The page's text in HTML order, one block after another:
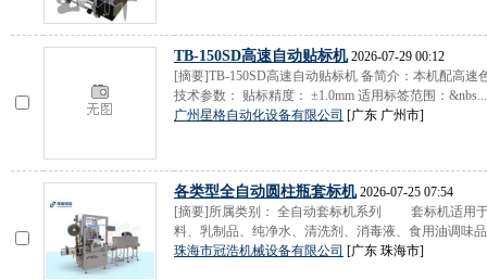
TB-150SD高速自动贴标机2026-07-29 00:12
[摘要]TB-150SD高速自动贴标机 备简介：本机配高
技术参数： 贴标精度： ±1.0mm 适用标签范围：&nbs...
广州星格自动化设备有限公司 [广东 广州市]
各类型全自动圆柱瓶套标机2026-07-25 07:54
[摘要]所属类别： 全自动套标机系列 套标机适用于
料、乳制品、纯净水、清洗剂、消毒液、食用油调味
珠海市冠浩机械设备有限公司 [广东 珠海市]